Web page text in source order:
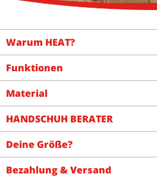
Warum HEAT?
Funktionen
Material
HANDSCHUH BERATER
Deine Größe?
Bezahlung & Versand